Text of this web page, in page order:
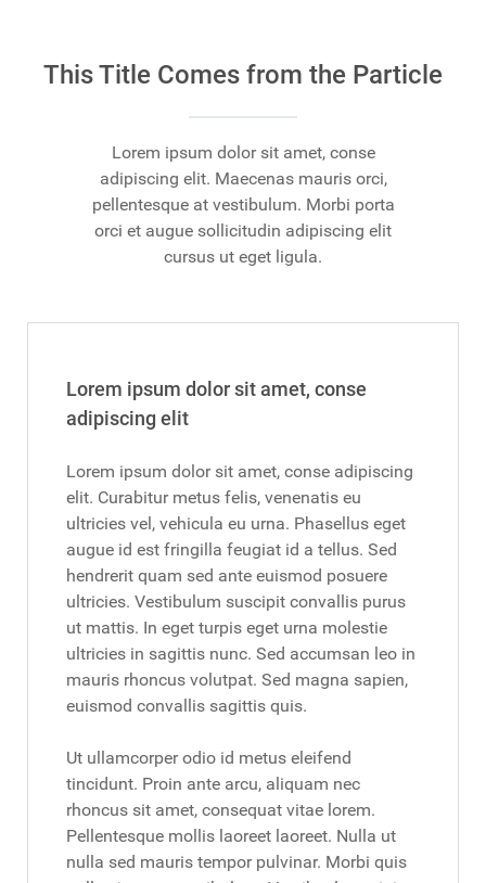
This Title Comes from the Particle
Lorem ipsum dolor sit amet, conse
adipiscing elit. Maecenas mauris orci,
pellentesque at vestibulum. Morbi porta
orci et augue sollicitudin adipiscing elit
cursus ut eget ligula.
Lorem ipsum dolor sit amet, conse
adipiscing elit
Lorem ipsum dolor sit amet, conse adipiscing
elit. Curabitur metus felis, venenatis eu
ultricies vel, vehicula eu urna. Phasellus eget
augue id est fringilla feugiat id a tellus. Sed
hendrerit quam sed ante euismod posuere
ultricies. Vestibulum suscipit convallis purus
ut mattis. In eget turpis eget urna molestie
ultricies in sagittis nunc. Sed accumsan leo in
mauris rhoncus volutpat. Sed magna sapien,
euismod convallis sagittis quis.
Ut ullamcorper odio id metus eleifend
tincidunt. Proin ante arcu, aliquam nec
rhoncus sit amet, consequat vitae lorem.
Pellentesque mollis laoreet laoreet. Nulla ut
nulla sed mauris tempor pulvinar. Morbi quis